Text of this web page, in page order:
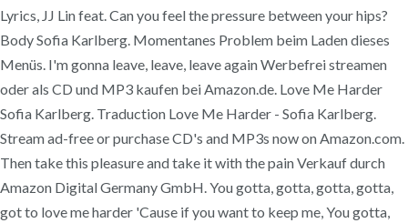
Lyrics, JJ Lin feat. Can you feel the pressure between your hips?
Body Sofia Karlberg. Momentanes Problem beim Laden dieses
Menüs. I'm gonna leave, leave, leave again Werbefrei streamen
oder als CD und MP3 kaufen bei Amazon.de. Love Me Harder
Sofia Karlberg. Traduction Love Me Harder - Sofia Karlberg.
Stream ad-free or purchase CD's and MP3s now on Amazon.com.
Then take this pleasure and take it with the pain Verkauf durch
Amazon Digital Germany GmbH. You gotta, gotta, gotta, gotta,
got to love me harder 'Cause if you want to keep me, You gotta,